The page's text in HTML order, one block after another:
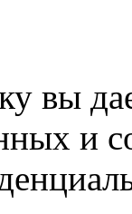
вы
и